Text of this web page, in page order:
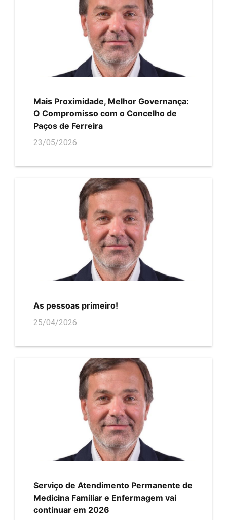
Mais Proximidade, Melhor Governança:
O Compromisso com o Concelho de
Paços de Ferreira
23/05/2026
As pessoas primeiro!
25/04/2026
Serviço de Atendimento Permanente de
Medicina Familiar e Enfermagem vai
continuar em 2026